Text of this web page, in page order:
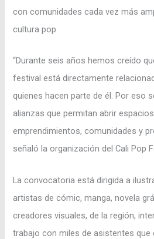
con comunidades cada vez más
cultura pop.
“Durante seis años hemos creído
festival está directamente
quienes hacen parte de él. Por eso
alianzas que permitan abrir
emprendimientos, comunidades y
señaló la organización del Cali Pop
La convocatoria está dirigida a
artistas de cómic, manga, novela
creadores visuales, de la región,
trabajo con miles de asistentes que